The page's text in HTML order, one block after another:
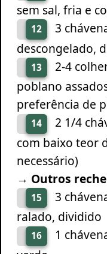
sem sal, fria e
12
3
descongelado,
13
2-4
poblano
preferência de
14
2 1/4
com baixo teor
necessário)
→ Outros
15
3
ralado, dividido
16
1